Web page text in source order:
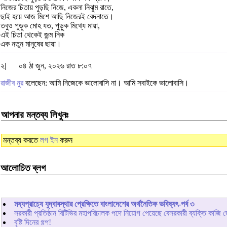
নিজের চিতায় পুড়ছি নিজে, একলা নিঝুম রাতে,
ছাই হয়ে আজ মিশে আছি নিজেরই বেদনাতে।
তবুও পুড়ুক মোহ যত, পুড়ুক মিথ্যে মায়া,
এই চিতা থেকেই জন্ম নিক
এক নতুন মানুষের ছায়া।
২| ০৪ ঠা জুন, ২০২৬ রাত ৮:০৭
রাজীব নুরবলেছেন: আমি নিজেকে ভালোবাসি না। আমি সবাইকে ভালোবাসি।
আপনার মন্তব্য লিখুনঃ
মন্তব্য করতেলগ ইন করুন
আলোচিত ব্লগ
মধ্যপ্রাচ্যে যুদ্বাবস্থার প্রেক্ষিতে বাংলাদেশের অর্থনৈতিক ভবিষ্যৎ-পর্ব ৩
সরকারী প্রতিষ্ঠান বিটিভির মহাপরিচালক পদে নিয়োগ পেয়েছে বেসরকারী ব্যক্তি কাজি
বৃষ্টি দিনের গল্প!